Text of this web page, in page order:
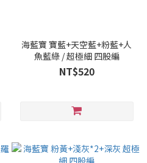
海藍寶 寶藍+天空藍+粉藍+人
魚藍綠 / 超極細 四股編
NT$520